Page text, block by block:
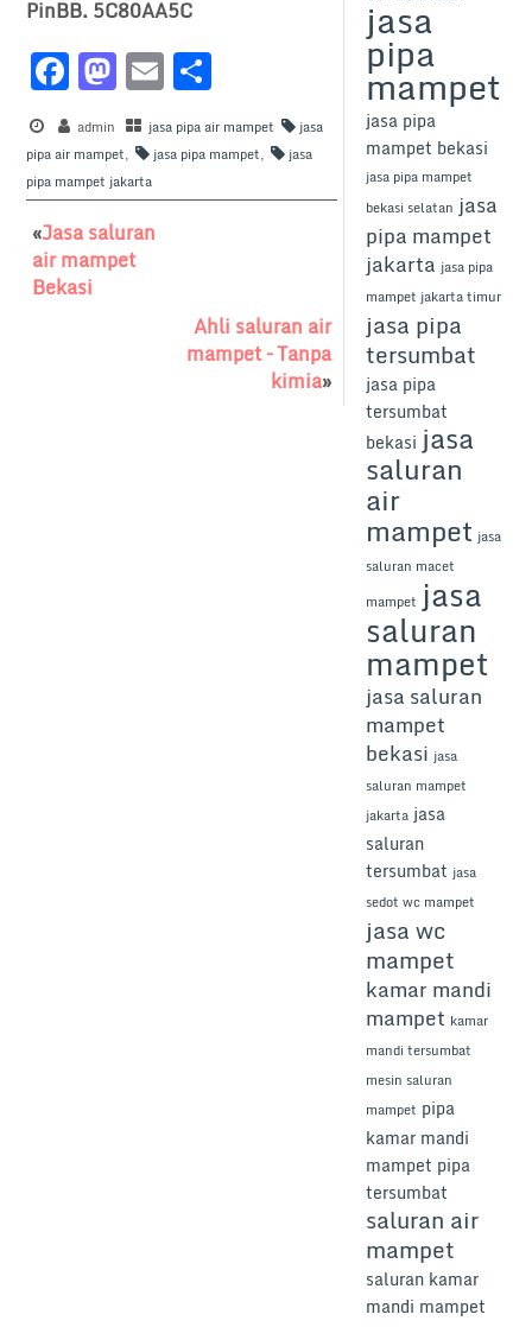
PinBB. 5C80AA5C
F
a
c
e
b
o
o
M
a
st
o
d
o
E
m
ai
l
h
ar
e
admin jasa pipa air mampet
jasa
pipa air mampet, jasa pipa mampet,
jasa
pipa mampet jakarta
«Jasa saluran
air mampet
Bekasi
Ahli saluran air
mampet – Tanpa
kimia»
jasa
pipa
mampet
jasa pipa
mampet bekasi
jasa pipa mampet
bekasi selatan jasa
pipa mampet
jakarta jasa pipa
mampet jakarta timur
jasa pipa
tersumbat
jasa pipa
tersumbat
bekasi jasa
saluran
air
mampet jasa
saluran macet
mampet jasa
saluran
mampet
jasa saluran
mampet
bekasi jasa
saluran mampet
jakarta jasa
saluran
tersumbat jasa
sedot wc mampet
jasa wc
mampet
kamar mandi
mampet kamar
mandi tersumbat
mesin saluran
mampet pipa
kamar mandi
mampet pipa
tersumbat
saluran air
mampet
saluran kamar
mandi mampet